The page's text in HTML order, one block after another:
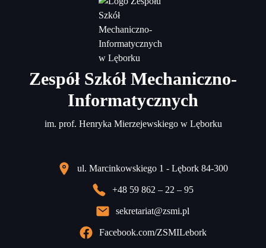
Zespół Szkół Mechaniczno-
Informatycznych
im. prof. Henryka Mierzejewskiego w Lęborku
ul. Marcinkowskiego 1 - Lębork 84-300
+48 59 862 – 22 – 95
sekretariat@zsmi.pl
Facebook.com/ZSMILebork